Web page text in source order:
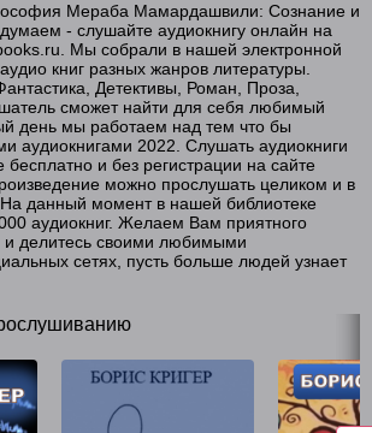
Мераба Мамардашвили: Сознание и
- слушайте аудиокнигу онлайн на
Мы собрали в нашей электронной
книг разных жанров литературы.
Детективы, Роман, Проза,
сможет найти для себя любимый
день мы работаем над тем что бы
аудиокнигами 2022. Слушать аудиокниги
и без регистрации на сайте
можно прослушать целиком и в
данный момент в нашей библиотеке
аудиокниг. Желаем Вам приятного
и делитесь своими любимыми
сетях, пусть больше людей узнает